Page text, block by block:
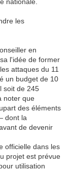
les
en
l'idée de former
attaques du 11
un budget de 10
soit de 245
noter que
des éléments
dont la
de devenir
officielle dans les
projet est prévue
utilisation